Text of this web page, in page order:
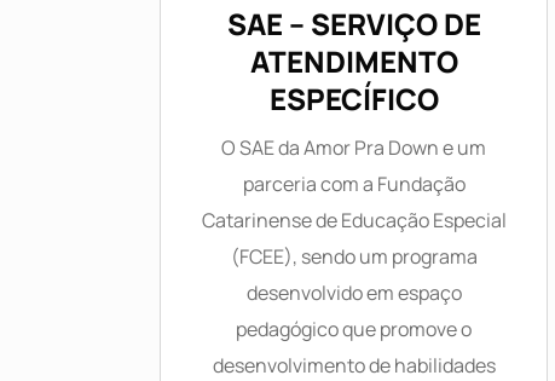
SAE – SERVIÇO DE
ATENDIMENTO
ESPECÍFICO
O SAE da Amor Pra Down e um
parceria com a Fundação
Catarinense de Educação Especial
(FCEE), sendo um programa
desenvolvido em espaço
pedagógico que promove o
desenvolvimento de habilidades